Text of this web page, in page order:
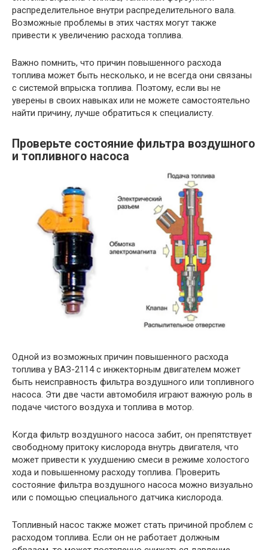
распределительное внутри распределительного вала.
Возможные проблемы в этих частях могут также
привести к увеличению расхода топлива.
Важно помнить, что причин повышенного расхода
топлива может быть несколько, и не всегда они связаны
с системой впрыска топлива. Поэтому, если вы не
уверены в своих навыках или не можете самостоятельно
найти причину, лучше обратиться к специалисту.
Проверьте состояние фильтра воздушного
и топливного насоса
Одной из возможных причин повышенного расхода
топлива у ВАЗ-2114 с инжекторным двигателем может
быть неисправность фильтра воздушного или топливного
насоса. Эти две части автомобиля играют важную роль в
подаче чистого воздуха и топлива в мотор.
Когда фильтр воздушного насоса забит, он препятствует
свободному притоку кислорода внутрь двигателя, что
может привести к ухудшению смеси в режиме холостого
хода и повышенному расходу топлива. Проверить
состояние фильтра воздушного насоса можно визуально
или с помощью специального датчика кислорода.
Топливный насос также может стать причиной проблем с
расходом топлива. Если он не работает должным